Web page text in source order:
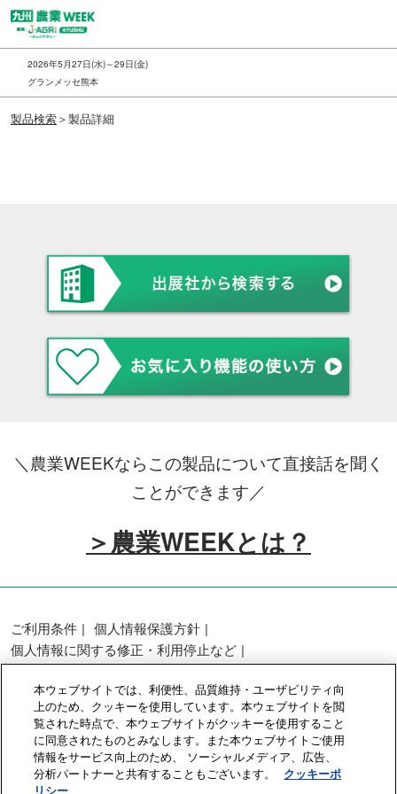
ス
キ
ッ
し
て
2026年5月27日(水)～29日(金)
グランメッセ熊本
製品検索＞製品詳細
＼農業WEEKならこの製品について直接話を聞く
ことができます／
＞農業WEEKとは？
ご利用条件
個人情報保護方針
個人情報に関する修正・利用停止など
展示会・セミナー参加ポリシー
カスタマーハラスメントに対する基本方針
クッキーポリシー
クッキーの設定
Copyright © RX Japan GK
本ウェブサイトでは、利便性、品質維持・ユーザビリティ向
上のため、クッキーを使用しています。本ウェブサイトを閲
覧された時点で、本ウェブサイトがクッキーを使用すること
に同意されたものとみなします。また本ウェブサイトご使用
情報をサービス向上のため、 ソーシャルメディア、広告、
分析パートナーと共有することもございます。
クッキーポ
リシー